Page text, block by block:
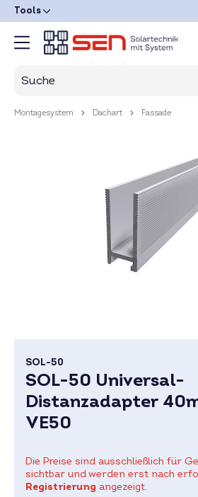
Tools
Montagesystem Dachart Fassade
SOL-50
SOL-50 Universal-
Distanzadapter
VE50
Die Preise sind ausschließlich für
sichtbar und werden erst nach
Registrierung angezeigt.